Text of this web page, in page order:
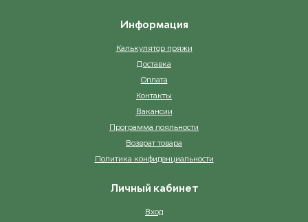
Информация
Калькулятор пряжи
Доставка
Оплата
Контакты
Вакансии
Программа лояльности
Возврат товара
Политика конфиденциальности
Личный кабинет
Вход